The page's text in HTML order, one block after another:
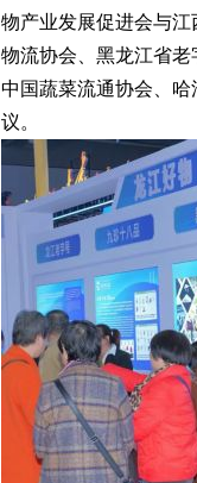
物产业发展促进会与
物流协会、黑龙江省
中国蔬菜流通协会、
议。